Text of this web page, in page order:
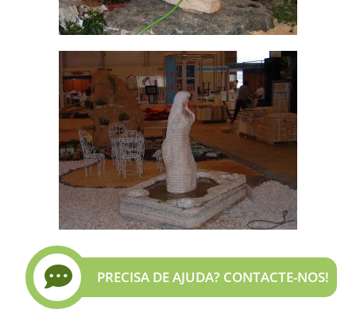
PRECISA DE AJUDA? CONTACTE-NOS!